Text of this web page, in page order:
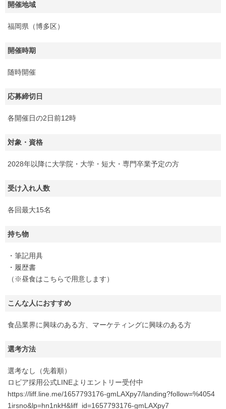
開催地域
福岡県（博多区）
開催時期
随時開催
応募締切日
各開催日の2日前12時
対象・資格
2028年以降に大学院・大学・短大・専門卒業予定の方
受け入れ人数
各回最大15名
持ち物
・筆記用具
・履歴書
（※昼食はこちらで用意します）
こんな人におすすめ
食品業界に興味のある方、マーケティングに興味のある方
選考方法
選考なし（先着順）
ロピア採用公式LINEよりエントリー受付中
https://liff.line.me/1657793176-gmLAXpy7/landing?follow=%4054
1irsno&lp=hn1nkH&liff_id=1657793176-gmLAXpy7